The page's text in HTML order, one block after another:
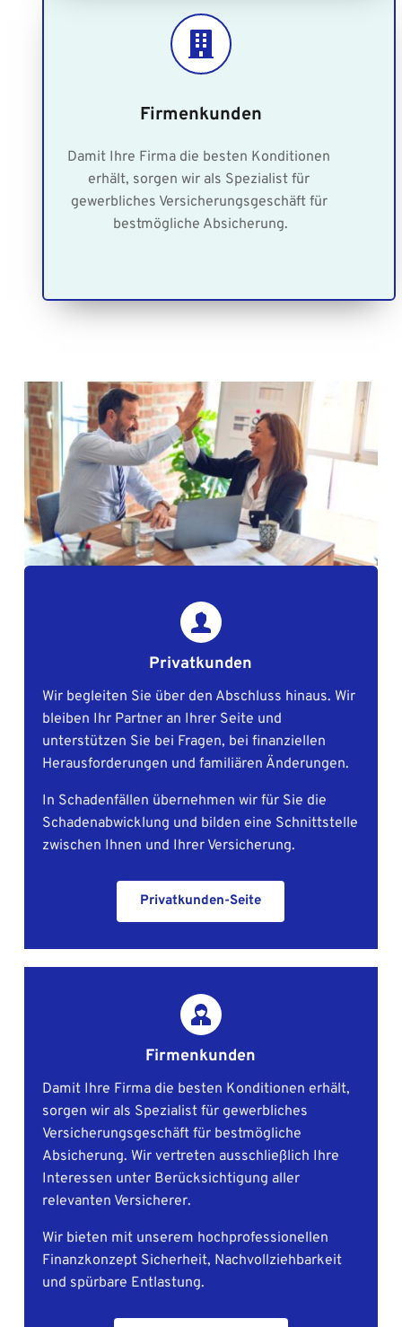
Firmenkunden
Damit Ihre Firma die besten Konditionen
erhält, sorgen wir als Spezialist für
gewerbliches Versicherungsgeschäft für
bestmögliche Absicherung.
Privatkunden
Wir begleiten Sie über den Abschluss hinaus. Wir
bleiben Ihr Partner an Ihrer Seite und
unterstützen Sie bei Fragen, bei finanziellen
Herausforderungen und familiären Änderungen.
In Schadenfällen übernehmen wir für Sie die
Schadenabwicklung und bilden eine Schnittstelle
zwischen Ihnen und Ihrer Versicherung.
Privatkunden-Seite
Firmenkunden
Damit Ihre Firma die besten Konditionen erhält,
sorgen wir als Spezialist für gewerbliches
Versicherungsgeschäft für bestmögliche
Absicherung. Wir vertreten ausschließlich Ihre
Interessen unter Berücksichtigung aller
relevanten Versicherer.
Wir bieten mit unserem hochprofessionellen
Finanzkonzept Sicherheit, Nachvollziehbarkeit
und spürbare Entlastung.